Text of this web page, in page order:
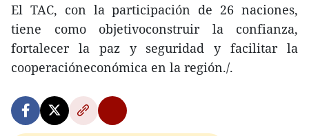
El TAC, con la participación de 26 naciones,
tiene como objetivoconstruir la confianza,
fortalecer la paz y seguridad y facilitar la
cooperacióneconómica en la región./.